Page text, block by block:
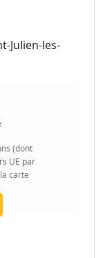
Julien-les-
(dont
UE par
carte